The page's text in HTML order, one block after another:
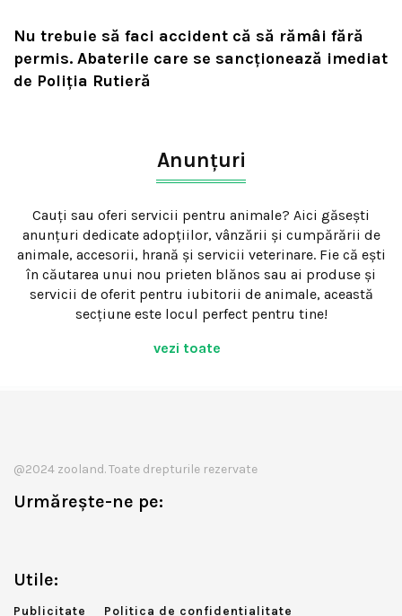
Nu trebuie să faci accident că să rămâi fără
permis. Abaterile care se sancționează imediat
de Poliţia Rutieră
Anunțuri
Cauți sau oferi servicii pentru animale? Aici găsești
anunțuri dedicate adopțiilor, vânzării și cumpărării de
animale, accesorii, hrană și servicii veterinare. Fie că ești
în căutarea unui nou prieten blănos sau ai produse și
servicii de oferit pentru iubitorii de animale, această
secțiune este locul perfect pentru tine!
vezi toate
@2024 zooland. Toate drepturile rezervate
Urmărește-ne pe:
Utile:
Publicitate Politica de confidentialitate